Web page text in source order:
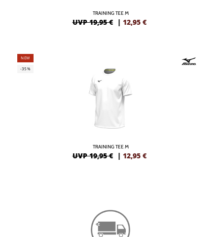
TRAINING TEE M
UVP 19,95 € | 12,95 €
NEW
-35%
TRAINING TEE M
UVP 19,95 € | 12,95 €